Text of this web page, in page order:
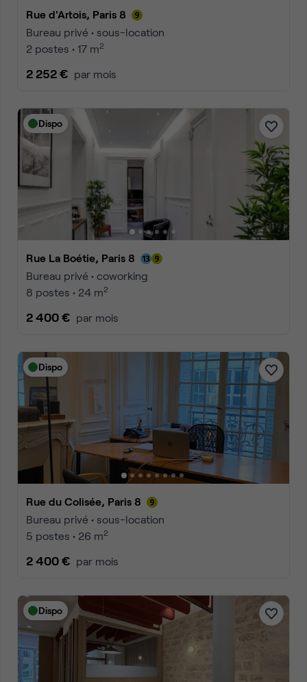
Rue d'Artois, Paris 8
Bureau privé • sous-location
2 postes • 17 m2
2 252 € par mois
Dispo
Rue La Boétie, Paris 8
Bureau privé • coworking
8 postes • 24 m2
2 400 € par mois
Dispo
Rue du Colisée, Paris 8
Bureau privé • sous-location
5 postes • 26 m2
2 400 € par mois
Dispo